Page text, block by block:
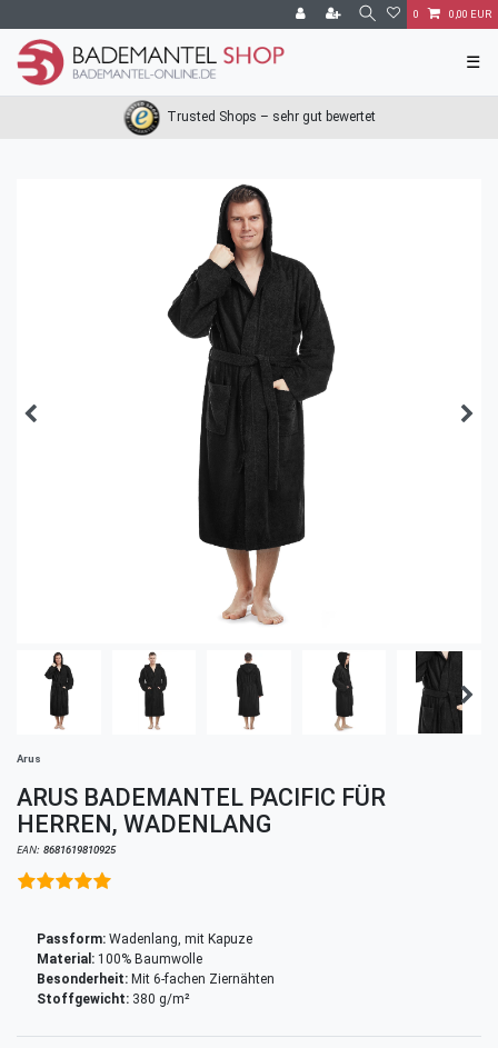
0 0,00 EUR
☰
Trusted Shops – sehr gut bewertet
Arus
ARUS BADEMANTEL PACIFIC FÜR
HERREN, WADENLANG
EAN: 8681619810925
Passform: Wadenlang, mit Kapuze
Material: 100% Baumwolle
Besonderheit: Mit 6-fachen Ziernähten
Stoffgewicht: 380 g/m²